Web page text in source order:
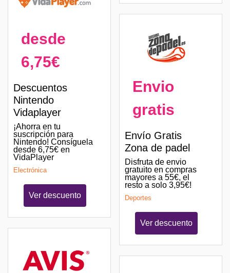
desde
6,75€
Descuentos
Nintendo
Vidaplayer
¡Ahorra en tu
suscripción para
Nintendo! Consíguela
desde 6,75€ en
VidaPlayer
Electrónica
Ver descuento
Envio
gratis
Envío Gratis
Zona de padel
Disfruta de envio
gratuito en compras
mayores a 55€, el
resto a solo 3,95€!
Deportes
Ver descuento